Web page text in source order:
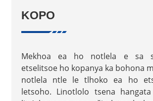
KOPO
Mekhoa ea ho notlela e sa
etselitsoe ho kopanya ka bohona
notlela ntle le tlhoko ea ho
letsoho. Linotlolo tsena